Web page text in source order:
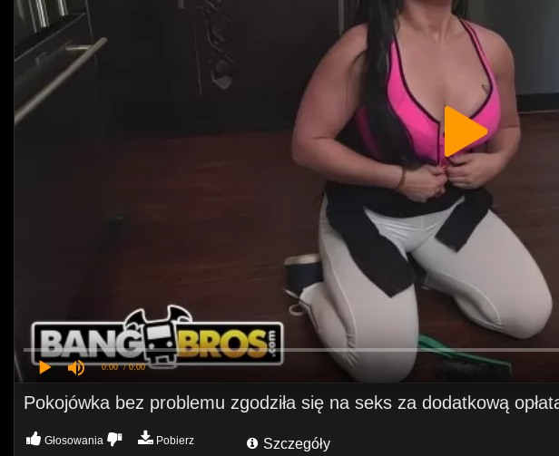
0:00 / 0:00
Pokojówka bez problemu zgodziła się na seks za dodatkową
Głosowania Pobierz Szczegóły